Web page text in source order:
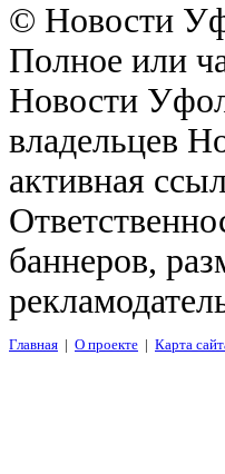
© Новости
Полное или
Новости
владельцев
активная
баннеров,
Главная | О проекте | Карта